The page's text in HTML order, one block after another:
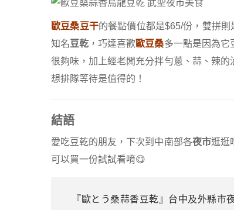
歐豆桑豆干的餐點價位都是$65/份，雙拼
知名豆乾 ，巧達喜歡歐豆桑多一點是因為它
很夠味，加上經老闆充分拌勻蔥、蒜、辣的
想排隊等待是值得的！
結語
愛吃豆乾的朋友，下次到中南部各夜市逛逛
可以買一份試試看唷😋
『歐とう桑蒜香豆乾』台中及外縣市